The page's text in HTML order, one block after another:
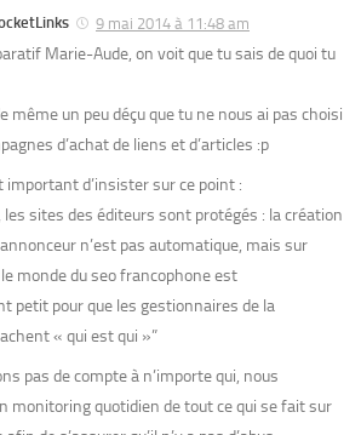
9 mai 2014 à 11:48 am
Marie-Aude, on voit que tu sais de quoi tu
même un peu déçu que tu ne nous ai pas choisi
d’achat de liens et d’articles :p
important d’insister sur ce point :
les sites des éditeurs sont protégés : la création
n’est pas automatique, mais sur
monde du seo francophone est
petit pour que les gestionnaires de la
« qui est qui »”
pas de compte à n’importe qui, nous
monitoring quotidien de tout ce qui se fait sur